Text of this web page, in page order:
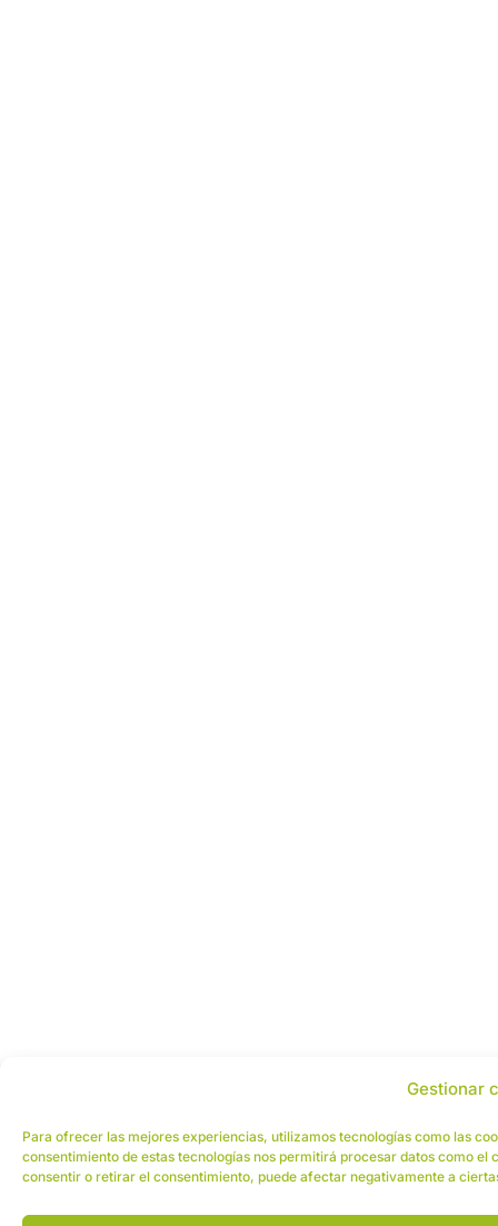
Gestionar
Para ofrecer las mejores experiencias, utilizamos tecnologías como las
consentimiento de estas tecnologías nos permitirá procesar datos como
consentir o retirar el consentimiento, puede afectar negativamente a